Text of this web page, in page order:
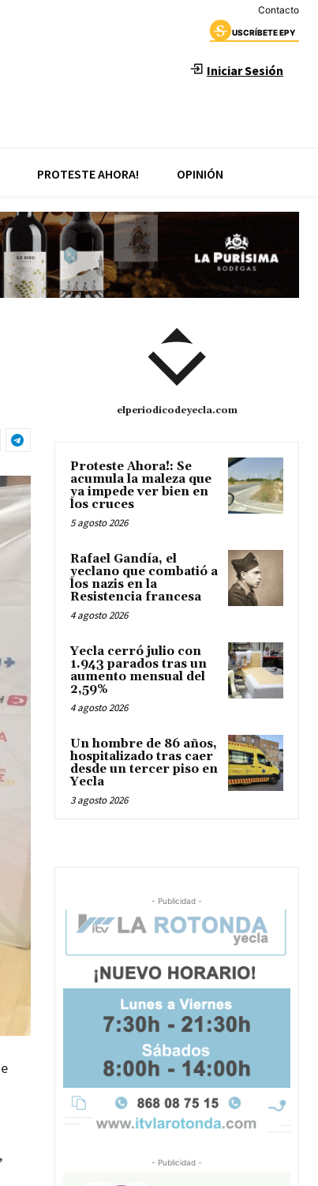
Contacto
USCRÍBETE EPY
Iniciar Sesión
PROTESTE AHORA! OPINIÓN
elperiodicodeyecla.com
Proteste Ahora!: Se
acumula la maleza que
ya impede ver bien en
los cruces
5 agosto 2026
Rafael Gandía, el
yeclano que combatió a
los nazis en la
Resistencia francesa
4 agosto 2026
Yecla cerró julio con
1.943 parados tras un
aumento mensual del
2,59%
4 agosto 2026
Un hombre de 86 años,
hospitalizado tras caer
desde un tercer piso en
Yecla
3 agosto 2026
- Publicidad -
- Publicidad -